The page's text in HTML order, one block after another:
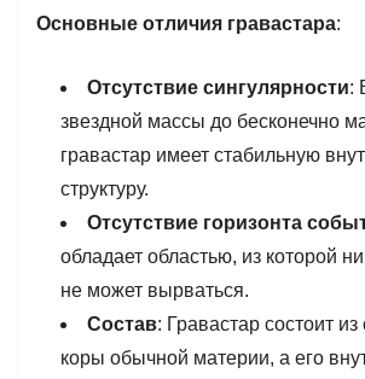
Основные отличия гравастара:
Отсутствие сингулярности:
звездной массы до бесконечно
гравастар имеет стабильную
структуру.
Отсутствие горизонта
обладает областью, из которой
не может вырваться.
Состав: Гравастар состоит из
коры обычной материи, а его